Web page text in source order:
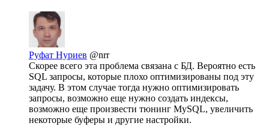
Руфат Нуриев @nrr
Скорее всего эта проблема связана с БД. Вероятно есть
SQL запросы, которые плохо оптимизированы под эту
задачу. В этом случае тогда нужно оптимизировать
запросы, возможно еще нужно создать индексы,
возможно еще произвести тюнинг MySQL, увеличить
некоторые буферы и другие настройки.